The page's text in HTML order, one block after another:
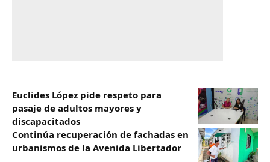
Euclides López pide respeto para
pasaje de adultos mayores y
discapacitados
Continúa recuperación de fachadas en
urbanismos de la Avenida Libertador